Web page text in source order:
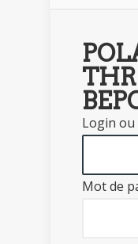
Login ou
Mot de